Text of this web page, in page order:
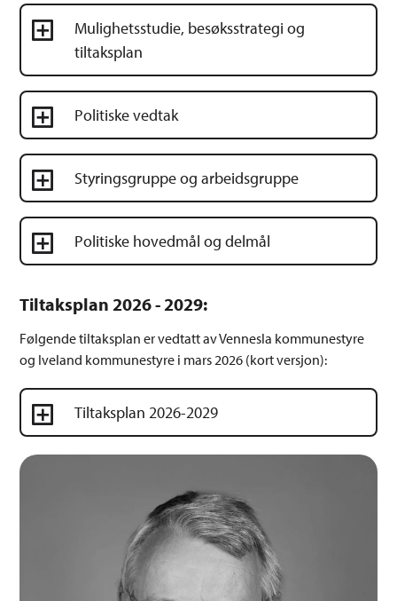
Mulighetsstudie, besøksstrategi og
tiltaksplan
Politiske vedtak
Styringsgruppe og arbeidsgruppe
Politiske hovedmål og delmål
Tiltaksplan 2026 - 2029:
Følgende tiltaksplan er vedtatt av Vennesla kommunestyre
og Iveland kommunestyre i mars 2026 (kort versjon):
Tiltaksplan 2026-2029